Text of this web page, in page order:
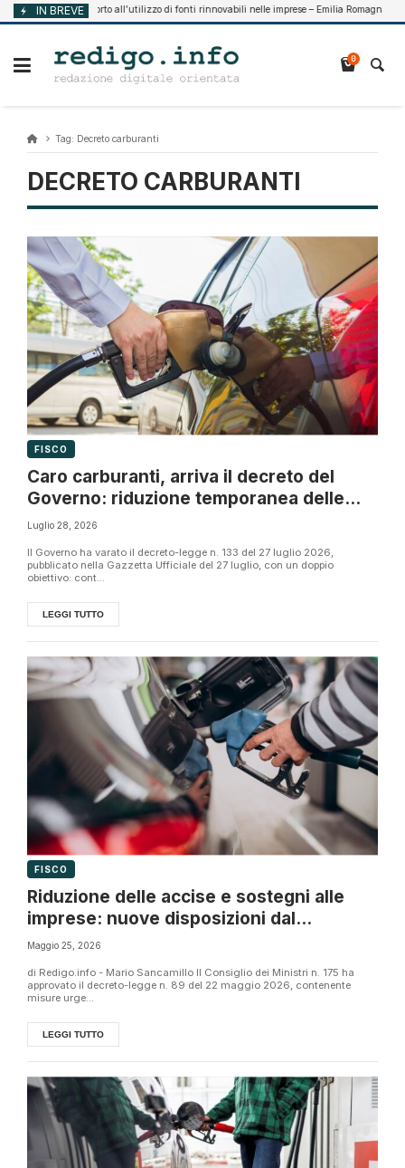
Vai
al
IN BREVE
2026 Supporto all’utilizzo di fonti rinnovabili nelle imprese – Emilia Romagna
0
Tag: Decreto carburanti
DECRETO CARBURANTI
FISCO
Caro carburanti, arriva il decreto del
Governo: riduzione temporanea delle
accise e misure per l’ex ILVA
Luglio 28, 2026
Il Governo ha varato il decreto-legge n. 133 del 27 luglio 2026,
pubblicato nella Gazzetta Ufficiale del 27 luglio, con un doppio
obiettivo: cont...
LEGGI TUTTO
FISCO
Riduzione delle accise e sostegni alle
imprese: nuove disposizioni dal
Consiglio dei Ministri
Maggio 25, 2026
di Redigo.info - Mario Sancamillo Il Consiglio dei Ministri n. 175 ha
approvato il decreto-legge n. 89 del 22 maggio 2026, contenente
misure urge...
LEGGI TUTTO